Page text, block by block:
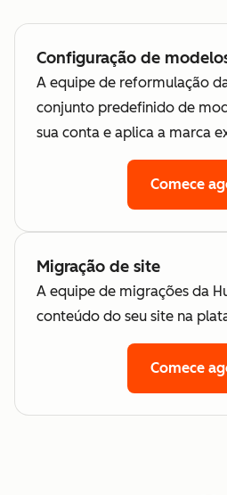
Configuração de
A equipe de reformulação
conjunto predefinido de
sua conta e aplica a marca
Comece
Migração de site
A equipe de migrações da
conteúdo do seu site na
Comece